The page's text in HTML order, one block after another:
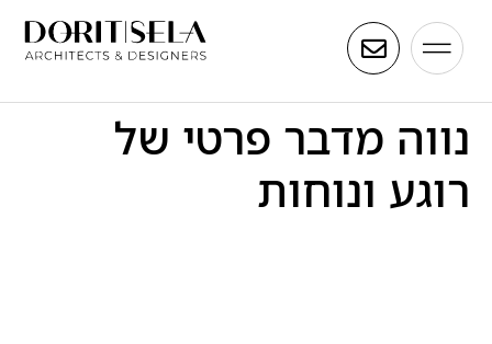
נווה מדבר פרטי של
רוגע ונוחות